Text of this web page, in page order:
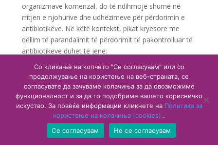
organizmave komenzal, do të ndihmojë shumë në
rritjen e njohurive dhe udhëzimeve për përdorimin e
antibiotikëve. Në këtë kontekst, pikat kryesore me
qëllim të parandalimit të përdorimit të pakontrolluar të
antibiotikëve duhet të jenë:
– Përmirësimi i kontrollit mbi llojet e rezistencës ndaj
antibiotikëve;
– Përmirësimi i përdorimit të antibiotikëve tek njerëzit;
– Rritja e resurseve për parandalim të rezistencës ndaj
antibiotikëve në venedet me zhvilllim;
Со кликање на копчето "Се согласувам" или со
продолжување на користење на веб-страната, се
согласувате да зачуваме колачиња за да овозможиме
функционалност и за да го подобриме вашето корисничко
искуство. За повеќе информации кликнете на Политика за
користење на колачиња (cookies)..
Се согласувам
Не се согласувам